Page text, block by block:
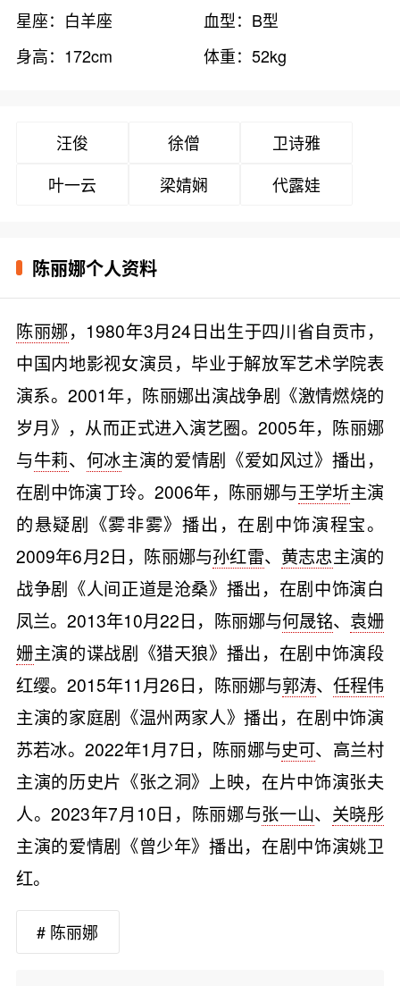
星座：白羊座
血型：B型
身高：172cm
体重：52kg
汪俊 徐僧
卫诗雅
叶一云
梁婧娴 代露娃
陈丽娜个人资料
陈丽娜，1980年3月24日出生于四川省自贡市，
中国内地影视女演员，毕业于解放军艺术学院表
演系。2001年，陈丽娜出演战争剧《激情燃烧的
岁月》，从而正式进入演艺圈。2005年，陈丽娜
与牛莉、 何冰主演的爱情剧《爱如风过》播出，
在剧中饰演丁玲。2006年，陈丽娜与王学圻主演
的悬疑剧《雾非雾》播出，在剧中饰演程宝。
2009年6月2日，陈丽娜与孙红雷、 黄志忠主演的
战争剧《人间正道是沧桑》播出，在剧中饰演白
凤兰。2013年10月22日，陈丽娜与何晟铭、 袁姗
姗主演的谍战剧《猎天狼》播出，在剧中饰演段
红缨。2015年11月26日，陈丽娜与郭涛、 任程伟
主演的家庭剧《温州两家人》播出，在剧中饰演
苏若冰。2022年1月7日，陈丽娜与史可、高兰村
主演的历史片《张之洞》上映，在片中饰演张夫
人。2023年7月10日，陈丽娜与张一山、 关晓彤
主演的爱情剧《曾少年》播出，在剧中饰演姚卫
红。
# 陈丽娜